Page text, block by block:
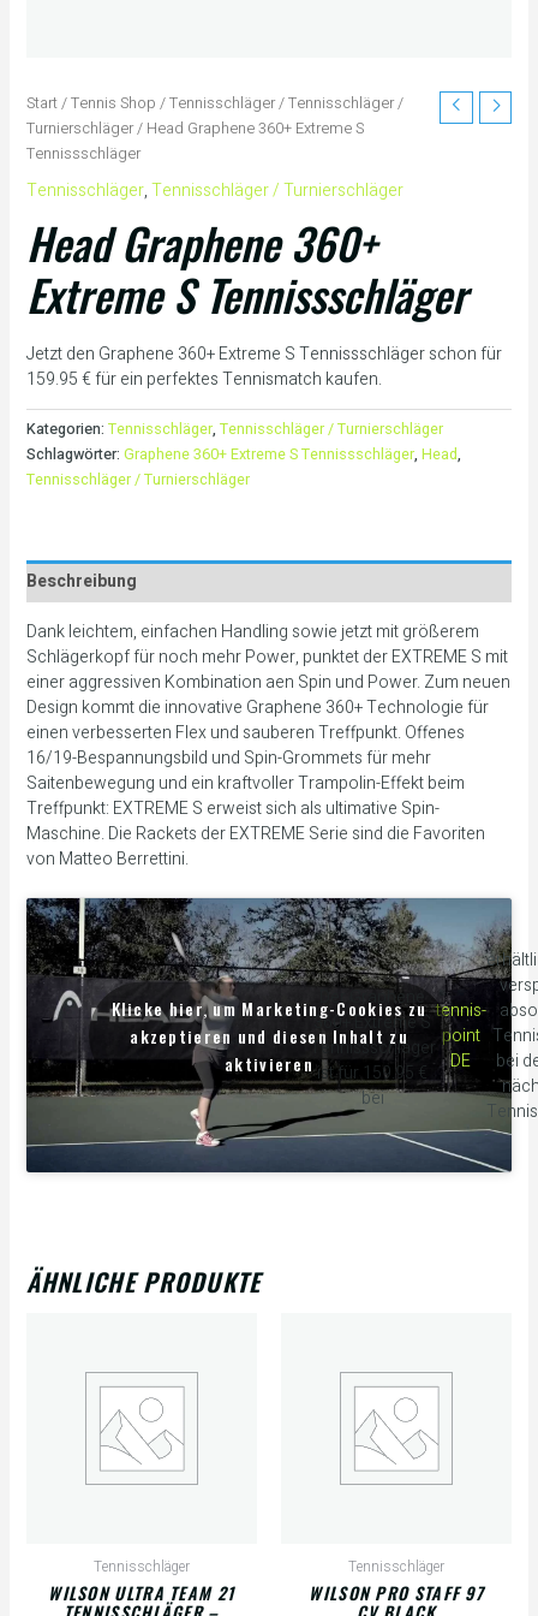
Start/Tennis Shop /Tennisschläger/Tennisschläger /
Turnierschläger/ Head Graphene 360+ Extreme S
Tennissschläger
Tennisschläger,Tennisschläger / Turnierschläger
Head Graphene 360+
Extreme S Tennissschläger
Jetzt den Graphene 360+ Extreme S Tennissschläger schon für
159.95 € für ein perfektes Tennismatch kaufen.
Kategorien: Tennisschläger, Tennisschläger / Turnierschläger
Schlagwörter: Graphene 360+ Extreme S Tennissschläger, Head,
Tennisschläger / Turnierschläger
Beschreibung
Dank leichtem, einfachen Handling sowie jetzt mit größerem
Schlägerkopf für noch mehr Power, punktet der EXTREME S mit
einer aggressiven Kombination aen Spin und Power. Zum neuen
Design kommt die innovative Graphene 360+ Technologie für
einen verbesserten Flex und sauberen Treffpunkt. Offenes
16/19-Bespannungsbild und Spin-Grommets für mehr
Saitenbewegung und ein kraftvoller Trampolin-Effekt beim
Treffpunkt: EXTREME S erweist sich als ultimative Spin-
Maschine. Die Rackets der EXTREME Serie sind die Favoriten
von Matteo Berrettini.
Der Graphene
360+ Extreme S
Tennissschläger
ist für 159.95 €
bei
tennis-
point
DE
bei
Klicke hier, um Marketing-Cookies zu
akzeptieren und diesen Inhalt zu
aktivieren
ÄHNLICHE PRODUKTE
Tennisschläger
WILSON ULTRA TEAM 21
Tennisschläger
WILSON PRO STAFF 97